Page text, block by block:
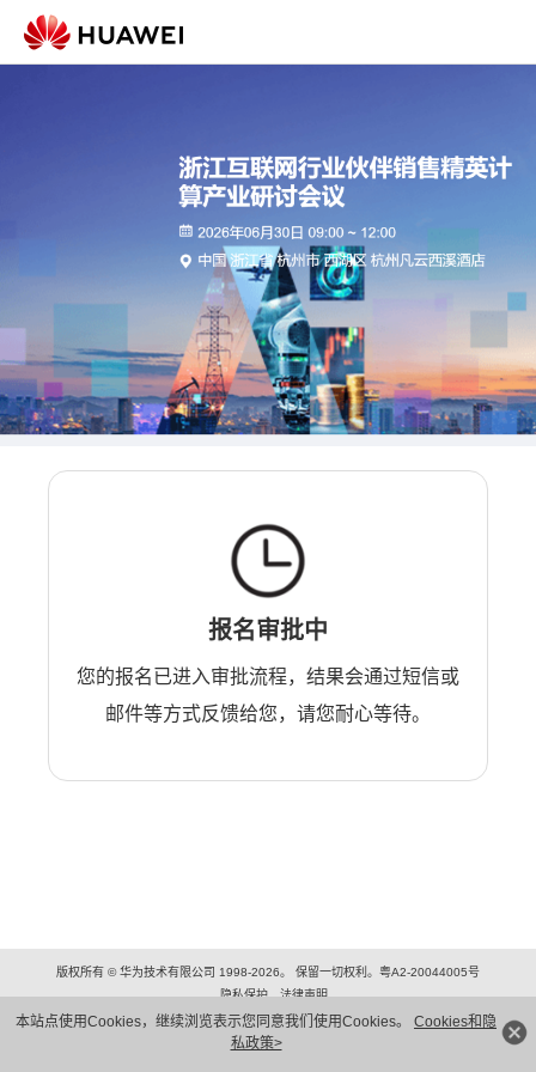
本站点使用Cookies，继续浏览表示您同意我们使用Cookies。 Cookies和隐
私政策>
报名审批中
您的报名已进入审批流程，结果会通过短信或
邮件等方式反馈给您，请您耐心等待。
版权所有 © 华为技术有限公司 1998-2026。 保留一切权利。粤A2-20044005号
隐私保护
法律声明